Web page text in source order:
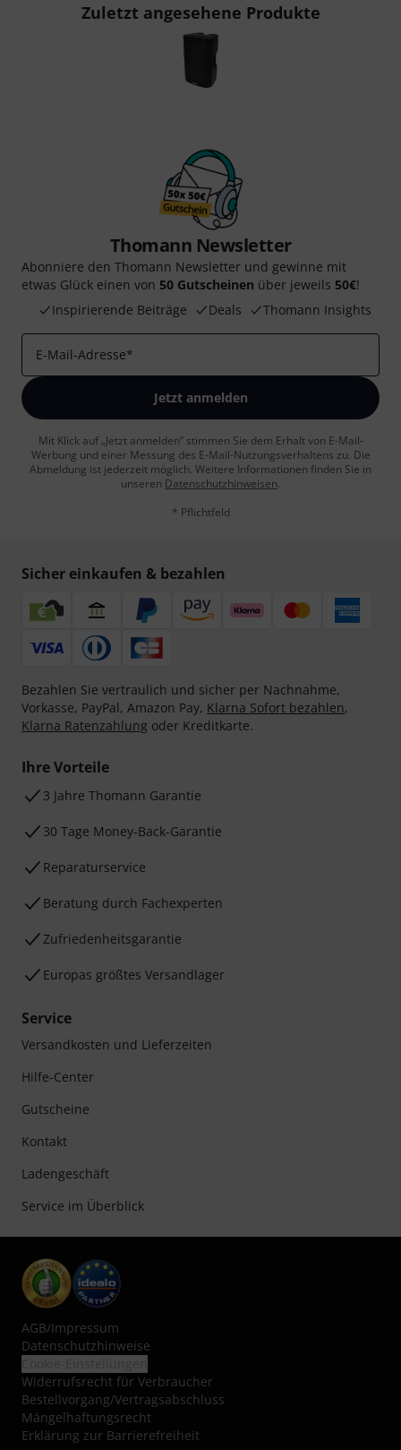
Zuletzt angesehene Produkte
Thomann Newsletter
Abonniere den Thomann Newsletter und gewinne mit
etwas Glück einen von 50 Gutscheinen über jeweils 50€!
Inspirierende Beiträge
Deals Thomann Insights
E-Mail-Adresse*
Jetzt anmelden
Mit Klick auf „Jetzt anmelden“ stimmen Sie dem Erhalt von E-Mail-
Werbung und einer Messung des E-Mail-Nutzungsverhaltens zu. Die
Abmeldung ist jederzeit möglich. Weitere Informationen finden Sie in
unseren Datenschutzhinweisen.
* Pflichtfeld
Sicher einkaufen & bezahlen
Bezahlen Sie vertraulich und sicher per Nachnahme,
Vorkasse, PayPal, Amazon Pay, Klarna Sofort bezahlen,
Klarna Ratenzahlung oder Kreditkarte.
Ihre Vorteile
3 Jahre Thomann Garantie
30 Tage Money-Back-Garantie
Reparaturservice
Beratung durch Fachexperten
Zufriedenheitsgarantie
Europas größtes Versandlager
Service
Versandkosten und Lieferzeiten
Hilfe-Center
Gutscheine
Kontakt
Ladengeschäft
Service im Überblick
AGB/Impressum
Datenschutzhinweise
Widerrufsrecht für Verbraucher
Bestellvorgang/Vertragsabschluss
Mängelhaftungsrecht
Erklärung zur Barrierefreiheit